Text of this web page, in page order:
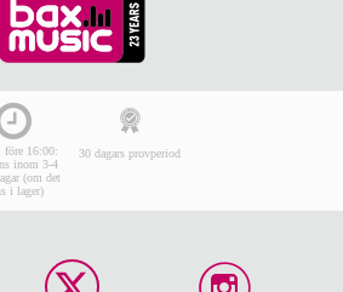
före 16:00:
inom 3-4
(om det
i lager)
30 dagars provperiod